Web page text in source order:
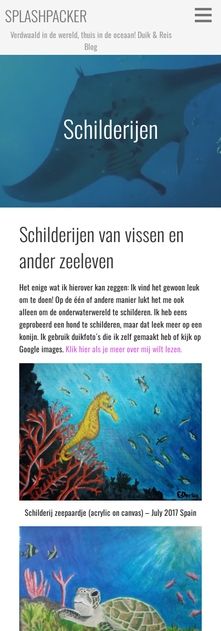
naar
inhoud
SPLASHPACKER
Verdwaald in de wereld, thuis in de oceaan! Duik & Reis
Blog
Schilderijen
Schilderijen van vissen en
ander zeeleven
Het enige wat ik hierover kan zeggen: Ik vind het gewoon leuk
om te doen! Op de één of andere manier lukt het me ook
alleen om de onderwaterwereld te schilderen. Ik heb eens
geprobeerd een hond te schilderen, maar dat leek meer op een
konijn. Ik gebruik duikfoto´s die ik zelf gemaakt heb of kijk op
Google images. Klik hier als je meer over mij wilt lezen.
Schilderij zeepaardje (acrylic on canvas) – July 2017 Spain